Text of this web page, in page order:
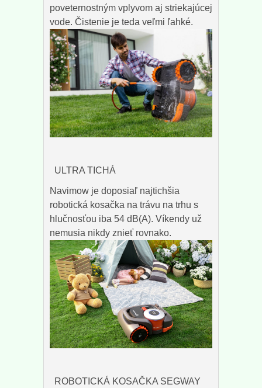
poveternostným vplyvom aj striekajúcej
vode. Čistenie je teda veľmi ľahké.
ULTRA TICHÁ
Navimow je doposiaľ najtichšia
robotická kosačka na trávu na trhu s
hlučnosťou iba 54 dB(A). Víkendy už
nemusia nikdy znieť rovnako.
ROBOTICKÁ KOSAČKA SEGWAY